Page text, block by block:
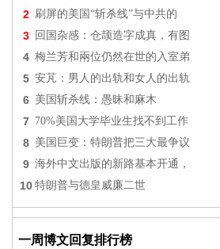
2 刷屏的美国“斩杀线”与中共的
3 回国杂感：仓颉造字成真，有图
4 梅兰芳和兩位仍然在世的入室弟
5 安芃：男人的出轨和女人的出轨
6 美国斩杀线：愚昧和麻木
7 70%美国大学毕业生找不到工作
8 美国巨变：特朗普把三大最争议
9 海外中文出版的新路基本开通，
10 特朗普与德皇威廉二世
一周博文回复排行榜